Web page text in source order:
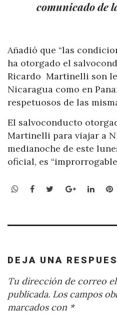
comunicado de
Añadió que “las
ha otorgado el
Ricardo Martinelli son
Nicaragua como en
respetuosos de las
El salvoconducto
Martinelli para viajar a
medianoche de este
oficial, es
WhatsApp
Facebook
TwitterGoogle+
DEJA UNA
Tu dirección de correo
publicada. Los campos
marcados con *